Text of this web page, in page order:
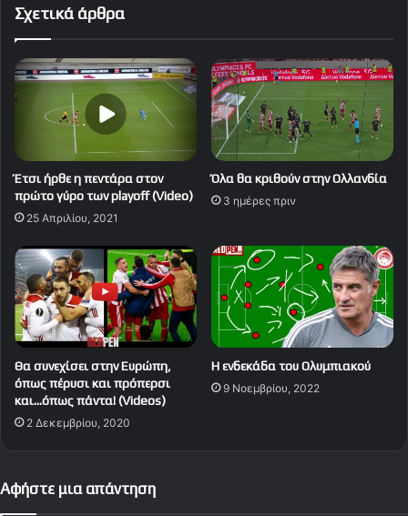
Σχετικά άρθρα
Έτσι ήρθε η πεντάρα στον
πρώτο γύρο των playoff (Video)
25 Απριλίου, 2021
Όλα θα κριθούν στην Ολλανδία
3 ημέρες πριν
Θα συνεχίσει στην Ευρώπη,
όπως πέρυσι και πρόπερσι
και…όπως πάντα! (Videos)
2 Δεκεμβρίου, 2020
Η ενδεκάδα του Ολυμπιακού
9 Νοεμβρίου, 2022
Αφήστε μια απάντηση